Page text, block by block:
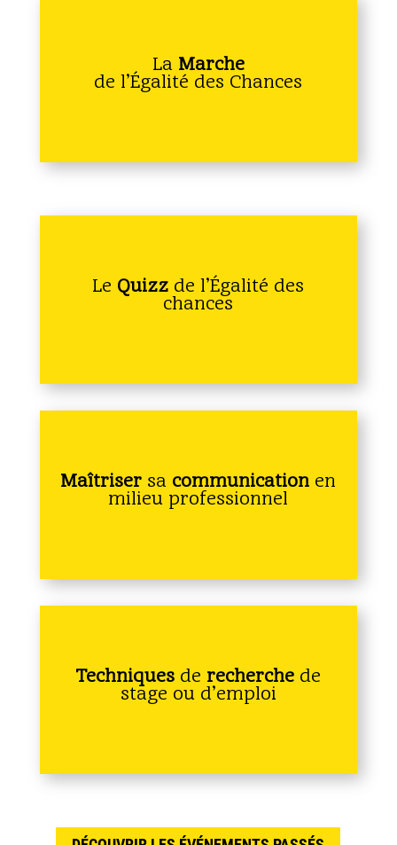
La Marche
de l’Égalité des Chances
Le Quizz de l’Égalité des
chances
Maîtriser sa communication en
milieu professionnel
Techniques de recherche de
stage ou d’emploi